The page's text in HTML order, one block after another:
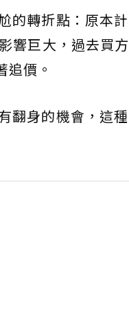
的轉折點：原本
響巨大，過去買
價。
翻身的機會，這